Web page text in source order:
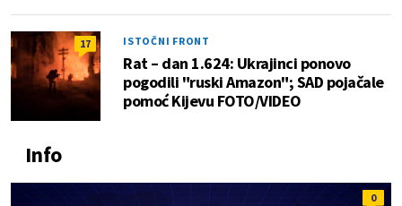
17 ISTOČNI FRONT
Rat – dan 1.624: Ukrajinci ponovo
pogodili "ruski Amazon"; SAD pojačale
pomoć Kijevu FOTO/VIDEO
Info
0